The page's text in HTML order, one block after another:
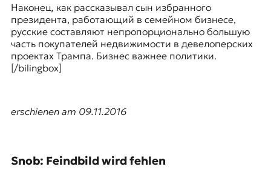
Наконец, как рассказывал сын избранного
президента, работающий в семейном бизнесе,
русские составляют непропорционально большую
часть покупателей недвижимости в девелоперских
проектах Трампа. Бизнес важнее политики.
[/bilingbox]
erschienen am 09.11.2016
Snob: Feindbild wird fehlen